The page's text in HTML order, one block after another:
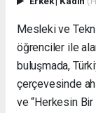
Mesleki ve
öğrenciler ile
buluşmada,
çerçevesinde
ve “Herkesin Bir